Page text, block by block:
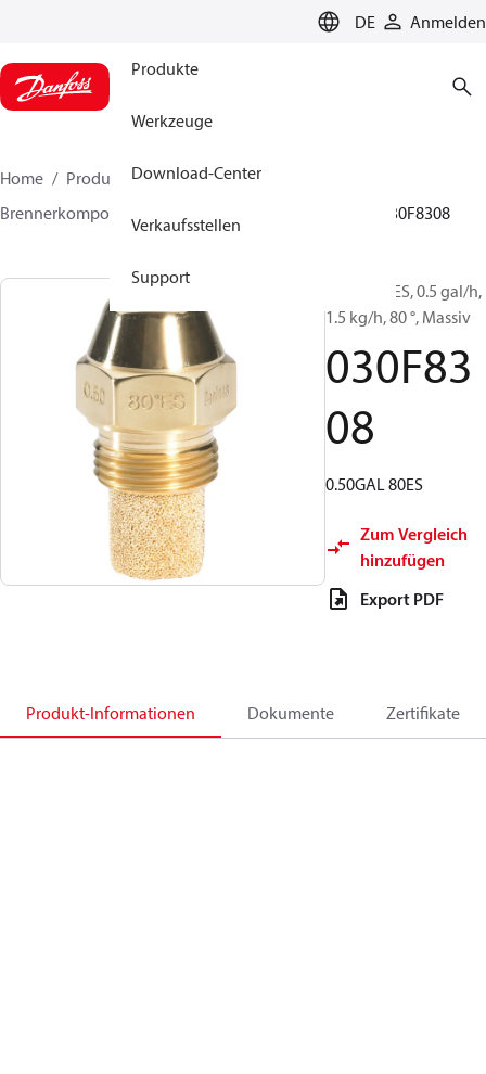
DE Anmelden
Produkte
Werkzeuge
Download-Center
Verkaufsstellen
Support
Home Produkte
Lösung für Wärmetechnik
Brennerkomponenten
Ölbrennerdüse 030F8308
Öldüsen, ES, 0.5 gal/h,
1.5 kg/h, 80 °, Massiv
030F83
08
0.50GAL 80ES
Zum Vergleich
hinzufügen
Export PDF
Produkt-Informationen Dokumente Zertifikate